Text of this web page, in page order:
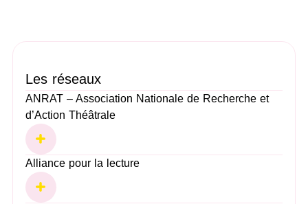
Les réseaux
ANRAT – Association Nationale de Recherche et
d’Action Théâtrale
Alliance pour la lecture